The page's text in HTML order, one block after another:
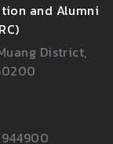
and Alumni
District,